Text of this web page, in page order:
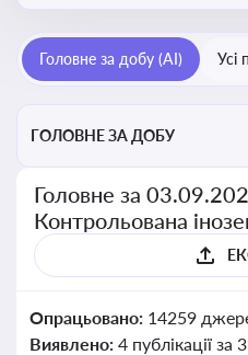
органами України щодо своїх
Головне за добу (AI) Усі
ГОЛОВНЕ ЗА ДОБУ
Головне за
Контрольована
Опрацьовано: 14259
Виявлено: 4 публікації за